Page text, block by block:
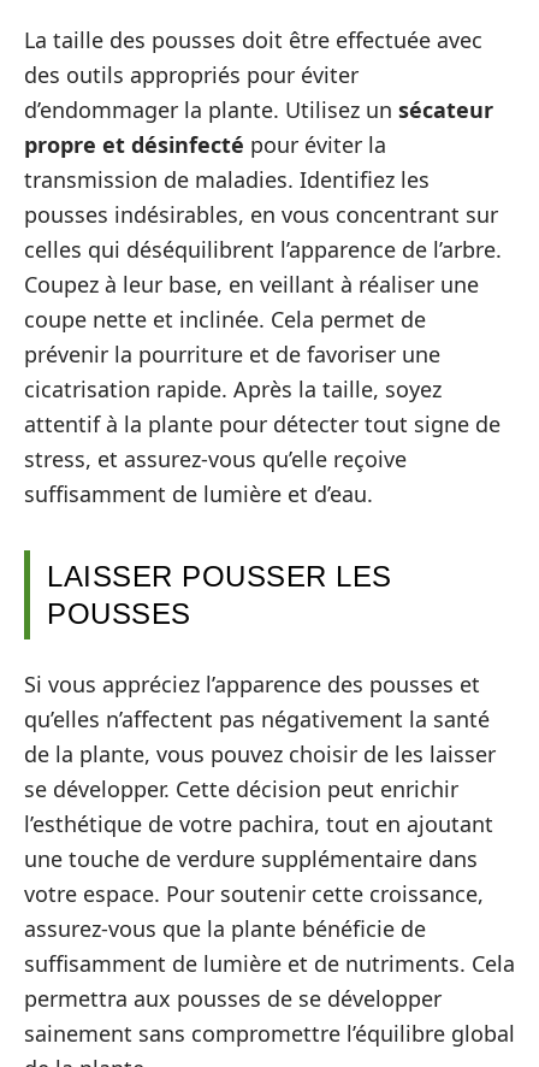
La taille des pousses doit être effectuée avec
des outils appropriés pour éviter
d’endommager la plante. Utilisez un sécateur
propre et désinfecté pour éviter la
transmission de maladies. Identifiez les
pousses indésirables, en vous concentrant sur
celles qui déséquilibrent l’apparence de l’arbre.
Coupez à leur base, en veillant à réaliser une
coupe nette et inclinée. Cela permet de
prévenir la pourriture et de favoriser une
cicatrisation rapide. Après la taille, soyez
attentif à la plante pour détecter tout signe de
stress, et assurez-vous qu’elle reçoive
suffisamment de lumière et d’eau.
LAISSER POUSSER LES
POUSSES
Si vous appréciez l’apparence des pousses et
qu’elles n’affectent pas négativement la santé
de la plante, vous pouvez choisir de les laisser
se développer. Cette décision peut enrichir
l’esthétique de votre pachira, tout en ajoutant
une touche de verdure supplémentaire dans
votre espace. Pour soutenir cette croissance,
assurez-vous que la plante bénéficie de
suffisamment de lumière et de nutriments. Cela
permettra aux pousses de se développer
sainement sans compromettre l’équilibre global